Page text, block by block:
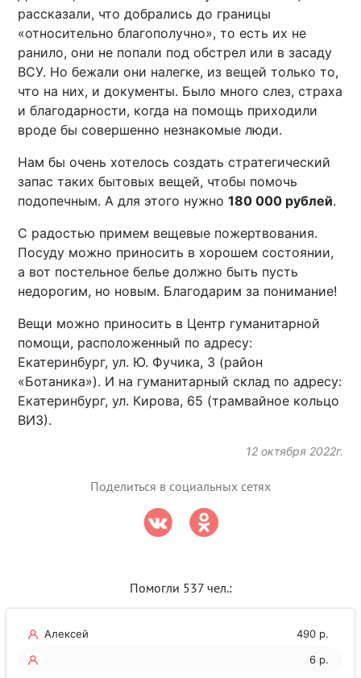
рассказали, что добрались до границы
«относительно благополучно», то есть их не
ранило, они не попали под обстрел или в засаду
ВСУ. Но бежали они налегке, из вещей только то,
что на них, и документы. Было много слез, страха
и благодарности, когда на помощь приходили
вроде бы совершенно незнакомые люди.
Нам бы очень хотелось создать стратегический
запас таких бытовых вещей, чтобы помочь
подопечным. А для этого нужно180 000 рублей.
С радостью примем вещевые пожертвования.
Посуду можно приносить в хорошем состоянии,
а вот постельное белье должно быть пусть
недорогим, но новым. Благодарим за понимание!
Вещи можно приносить в Центр гуманитарной
помощи, расположенный по адресу:
Екатеринбург, ул. Ю. Фучика, 3 (район
«Ботаника»). И на гуманитарный склад по адресу:
Екатеринбург, ул. Кирова, 65 (трамвайное кольцо
ВИЗ).
12 октября 2022г.
Поделиться в социальных сетях
Помогли 537 чел.:
Алексей
490 р.
6 р.